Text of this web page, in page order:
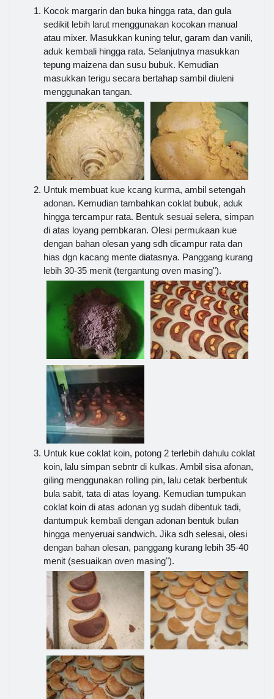
Kocok margarin dan buka hingga rata, dan gula
sedikit lebih larut menggunakan kocokan manual
atau mixer. Masukkan kuning telur, garam dan vanili,
aduk kembali hingga rata. Selanjutnya masukkan
tepung maizena dan susu bubuk. Kemudian
masukkan terigu secara bertahap sambil diuleni
menggunakan tangan.
Untuk membuat kue kcang kurma, ambil setengah
adonan. Kemudian tambahkan coklat bubuk, aduk
hingga tercampur rata. Bentuk sesuai selera, simpan
di atas loyang pembkaran. Olesi permukaan kue
dengan bahan olesan yang sdh dicampur rata dan
hias dgn kacang mente diatasnya. Panggang kurang
lebih 30-35 menit (tergantung oven masing").
Untuk kue coklat koin, potong 2 terlebih dahulu coklat
koin, lalu simpan sebntr di kulkas. Ambil sisa afonan,
giling menggunakan rolling pin, lalu cetak berbentuk
bula sabit, tata di atas loyang. Kemudian tumpukan
coklat koin di atas adonan yg sudah dibentuk tadi,
dantumpuk kembali dengan adonan bentuk bulan
hingga menyeruai sandwich. Jika sdh selesai, olesi
dengan bahan olesan, panggang kurang lebih 35-40
menit (sesuaikan oven masing").